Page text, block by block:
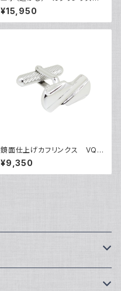
VQC-1206
¥15,950
鏡面仕上げカフリンクス VQC
-0609
¥9,350